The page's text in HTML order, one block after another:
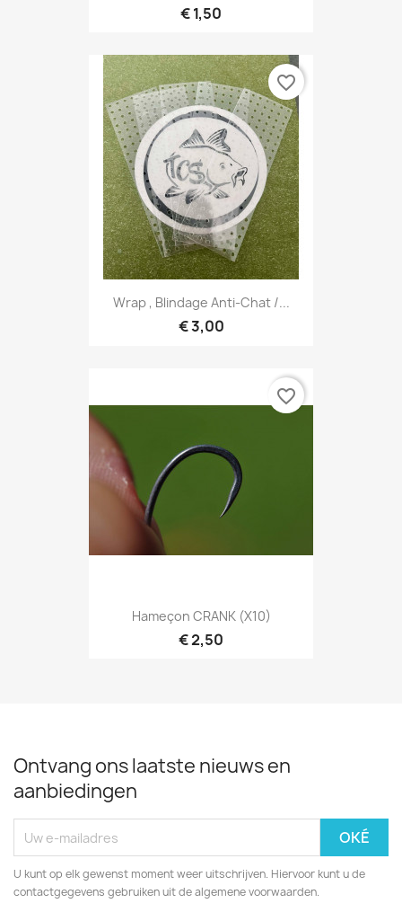
€ 1,50
Wrap , Blindage Anti-Chat /...
€ 3,00
favorite_border
Hameçon CRANK (X10)
€ 2,50
favorite_border
Ontvang ons laatste nieuws en
aanbiedingen
U kunt op elk gewenst moment weer uitschrijven. Hiervoor kunt u de
contactgegevens gebruiken uit de algemene voorwaarden.